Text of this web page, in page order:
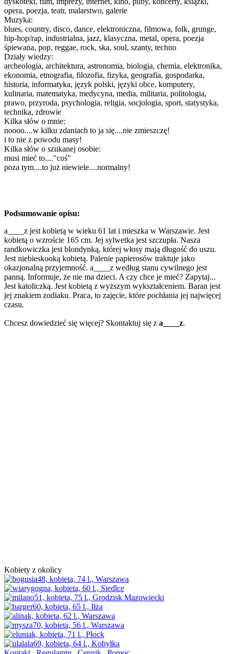
opera, poezja, teatr, malarstwo, galerie
Muzyka:
blues, country, disco, dance, elektroniczna, filmowa, folk, grunge,
hip-hop/rap, industrialna, jazz, klasyczna, metal, opera, poezja
śpiewana, pop, reggae, rock, ska, soul, szanty, techno
Działy wiedzy:
archeologia, architektura, astronomia, biologia, chemia, elektronika,
ekonomia, etnografia, filozofia, fizyka, geografia, gospodarka,
historia, informatyka, język polski, języki obce, komputery,
kulinaria, matematyka, medycyna, media, militaria, politologia,
prawo, przyroda, psychologia, religia, socjologia, sport, statystyka,
technika, zdrowie
Kilka słów o mnie:
noooo....w kilku zdaniach to ja się....nie zmieszczę!
i to nie z powodu masy!
Kilka słów o szukanej osobie:
musi mieć to...."coś"
poza tym....to już niewiele....normalny!
Podsumowanie opisu:
a____z jest kobietą w wieku 61 lat i mieszka w Warszawie. Jest
kobietą o wzroście 165 cm. Jej sylwetka jest szczupła. Nasza
randkowiczka jest blondynką, której włosy mają długość do uszu.
Jest niebieskooką kobietą. Palenie papierosów traktuje jako
okazjonalną przyjemność. a____z według stanu cywilnego jest
panną. Informuje, że nie ma dzieci. A czy chce je mieć? Zapytaj...
Jest katoliczką. Jest kobietą z wyższym wykształceniem. Baran jest
jej znakiem zodiaku. Praca, to zajęcie, które pochłania jej najwięcej
czasu.
Chcesz dowiedzieć się więcej? Skontaktuj się z a____z.
Kobiety z okolicy